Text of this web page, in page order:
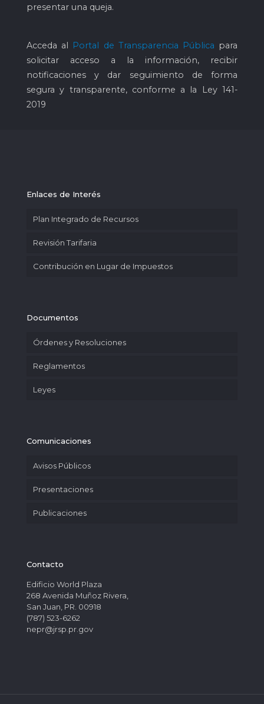
presentar una queja.
Acceda al Portal de Transparencia Pública para
solicitar acceso a la información, recibir
notificaciones y dar seguimiento de forma
segura y transparente, conforme a la Ley 141-
2019
Enlaces de Interés
Plan Integrado de Recursos
Revisión Tarifaria
Contribución en Lugar de Impuestos
Documentos
Órdenes y Resoluciones
Reglamentos
Leyes
Comunicaciones
Avisos Públicos
Presentaciones
Publicaciones
Contacto
Edificio World Plaza
268 Avenida Muñoz Rivera,
San Juan, PR. 00918
(787) 523-6262
nepr@jrsp.pr.gov